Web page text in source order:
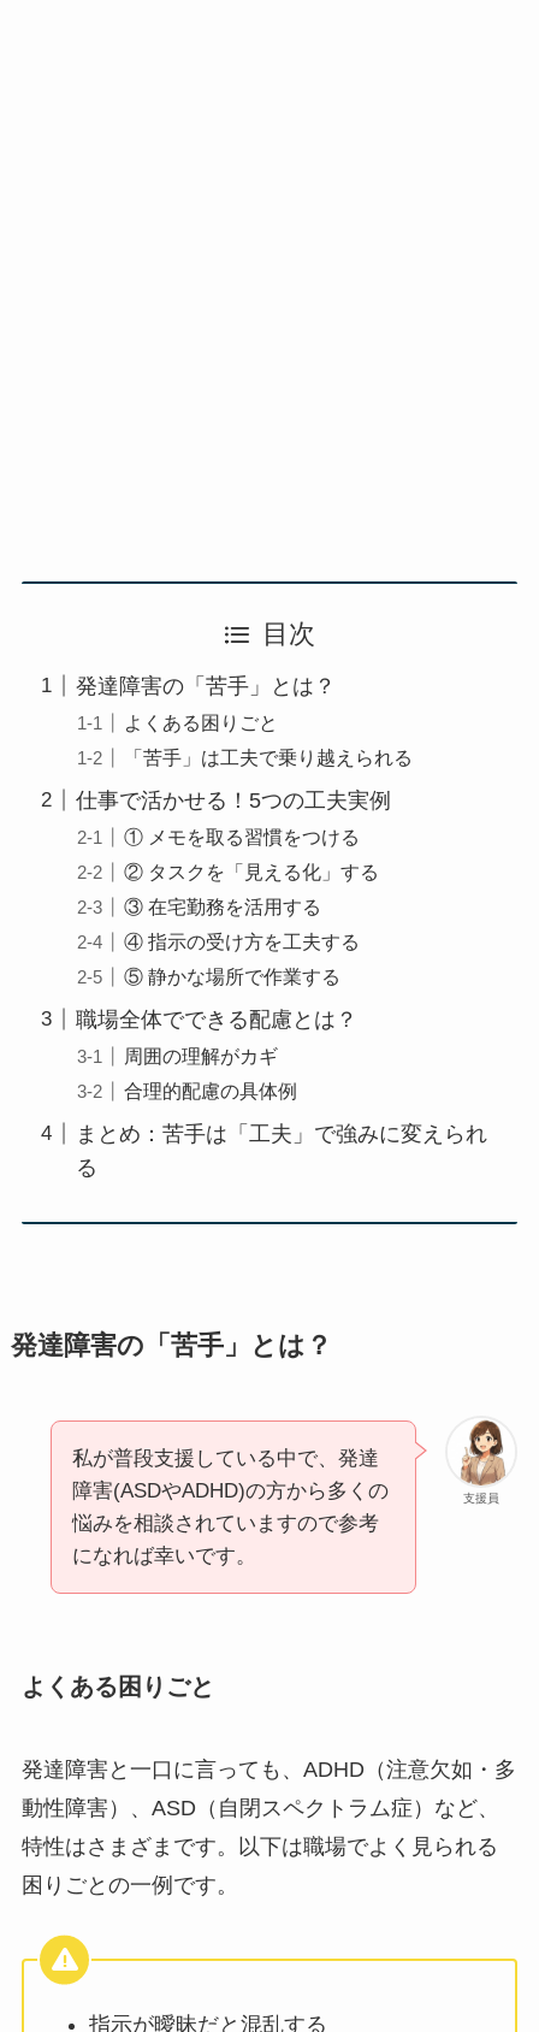
目次
発達障害の「苦手」とは？
よくある困りごと
「苦手」は工夫で乗り越えられる
仕事で活かせる！5つの工夫実例
① メモを取る習慣をつける
② タスクを「見える化」する
③ 在宅勤務を活用する
④ 指示の受け方を工夫する
⑤ 静かな場所で作業する
職場全体でできる配慮とは？
周囲の理解がカギ
合理的配慮の具体例
まとめ：苦手は「工夫」で強みに変えられ
る
発達障害の「苦手」とは？
支援員
私が普段支援している中で、発達
障害(ASDやADHD)の方から多くの
悩みを相談されていますので参考
になれば幸いです。
よくある困りごと
発達障害と一口に言っても、ADHD（注意欠如・多
動性障害）、ASD（自閉スペクトラム症）など、
特性はさまざまです。以下は職場でよく見られる
困りごとの一例です。
指示が曖昧だと混乱する